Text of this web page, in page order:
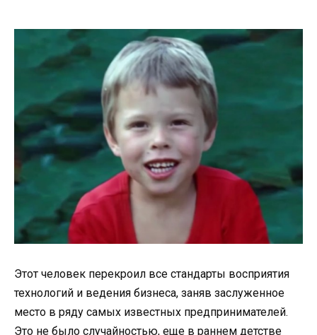
Этот человек перекроил все стандарты восприятия
технологий и ведения бизнеса, заняв заслуженное
место в ряду самых известных предпринимателей.
Это не было случайностью, еще в раннем детстве